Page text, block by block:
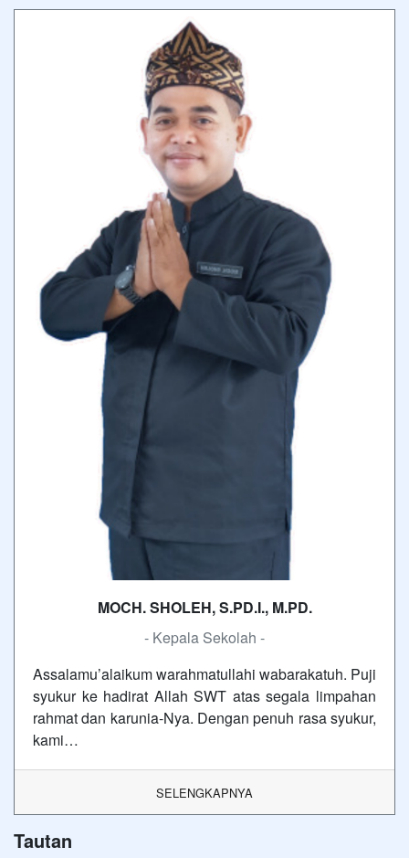
MOCH. SHOLEH, S.PD.I., M.PD.
- Kepala Sekolah -
Assalamu’alaikum warahmatullahi wabarakatuh. Puji
syukur ke hadirat Allah SWT atas segala limpahan
rahmat dan karunia-Nya. Dengan penuh rasa syukur,
kami…
SELENGKAPNYA
Tautan